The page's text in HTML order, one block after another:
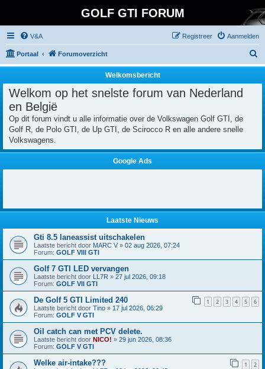
GOLF GTI FORUM
V&A Aanmelden
Registreer
Portaal Forumoverzicht
o
Welkomsbericht
Welkom op het snelste forum van Nederland
en België
Op dit forum vindt u alle informatie over de Volkswagen Golf GTI, de
Golf R, de Polo GTI, de Up GTI, de Scirocco R en alle andere snelle
Volkswagens.
Google Ads
Laatste Nieuws
Gti 8.5 laneassist uitschakelen
Laatste bericht door MARC V » 02 aug 2026, 07:24
Forum: GOLF VIII GTI
Golf 7 GTI LED vervangen
Laatste bericht door LL7R » 27 jul 2026, 09:18
Forum: GOLF VII GTI
De Golf 5 GTI Limited 240 1 2 3 4 5 6
Laatste bericht door Tino » 17 jul 2026, 06:29
Forum: GOLF V GTI
Oil catch can met PCV delete.
Laatste bericht door NICO! » 29 jun 2026, 08:36
Forum: GOLF V GTI
Welke air-intake??? 1 2